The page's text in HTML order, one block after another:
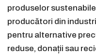
produselor
producători din
pentru alternative
reduse, donații sau